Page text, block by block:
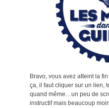
Bravo, vous avez atteint la
ça, il faut cliquer sur un lien,
quand même…un peu de
instructif mais beaucoup